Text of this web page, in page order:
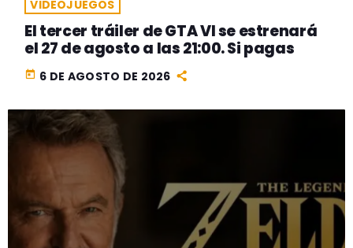
VIDEOJUEGOS
El tercer tráiler de GTA VI se estrenará
el 27 de agosto a las 21:00. Si pagas
today 6 DE AGOSTO DE 2026